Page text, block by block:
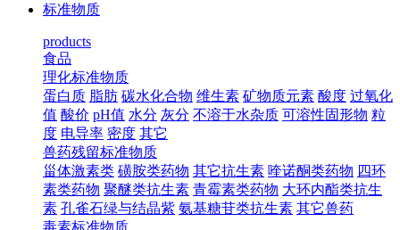
标准物质
products
食品
理化标准物质
蛋白质 脂肪 碳水化合物 维生素 矿物质元素 酸度 过氧化
值 酸价 pH值 水分 灰分 不溶于水杂质 可溶性固形物 粒
度 电导率 密度 其它
兽药残留标准物质
甾体激素类 磺胺类药物 其它抗生素 喹诺酮类药物 四环
素类药物 聚醚类抗生素 青霉素类药物 大环内酯类抗生
素 孔雀石绿与结晶紫 氨基糖苷类抗生素 其它兽药
毒素标准物质